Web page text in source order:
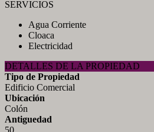
SERVICIOS
Agua Corriente
Cloaca
Electricidad
DETALLES DE LA PROPIEDAD
Tipo de Propiedad
Edificio Comercial
Ubicación
Colón
Antiguedad
50